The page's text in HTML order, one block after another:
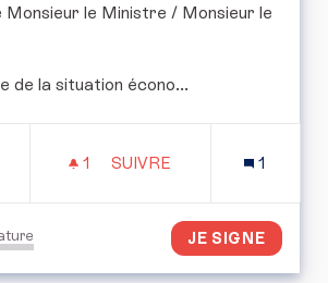
Monsieur le Ministre / Monsieur le
de la situation écono...
1 1 ABONNÉ
SUIVRE
1
JE SIGNE